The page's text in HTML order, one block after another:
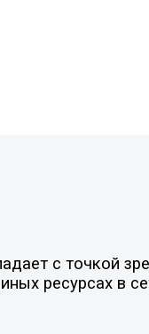
с точкой
ресурсах в